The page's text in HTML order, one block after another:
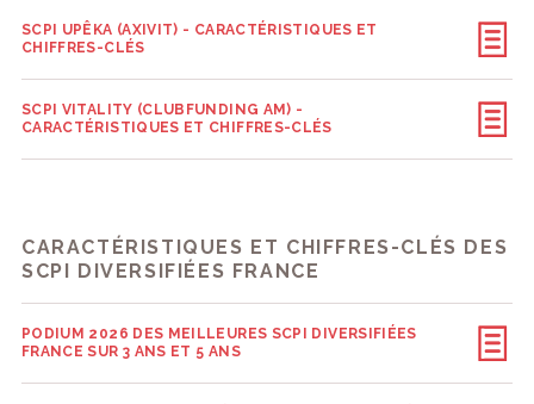
SCPI UPÊKA (AXIVIT) - CARACTÉRISTIQUES ET
CHIFFRES-CLÉS
SCPI VITALITY (CLUBFUNDING AM) -
CARACTÉRISTIQUES ET CHIFFRES-CLÉS
CARACTÉRISTIQUES ET CHIFFRES-CLÉS DES
SCPI DIVERSIFIÉES FRANCE
PODIUM 2026 DES MEILLEURES SCPI DIVERSIFIÉES
FRANCE SUR 3 ANS ET 5 ANS